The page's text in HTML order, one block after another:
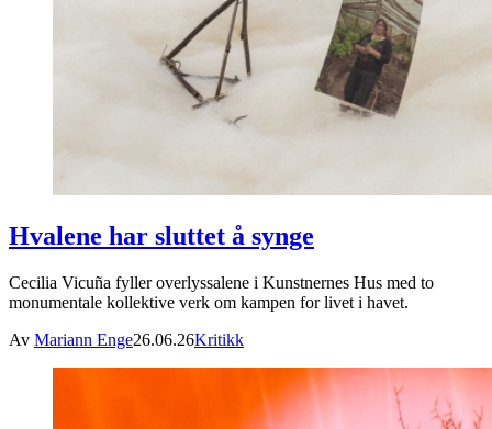
Hvalene har sluttet å synge
Cecilia Vicuña fyller overlyssalene i Kunstnernes Hus med to
monumentale kollektive verk om kampen for livet i havet.
Av Mariann Enge26.06.26Kritikk